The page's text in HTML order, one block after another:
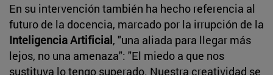
En su intervención también ha hecho referencia al
futuro de la docencia, marcado por la irrupción de la
Inteligencia Artificial, "una aliada para llegar más
lejos, no una amenaza": "El miedo a que nos
sustituya lo tengo superado. Nuestra creatividad se